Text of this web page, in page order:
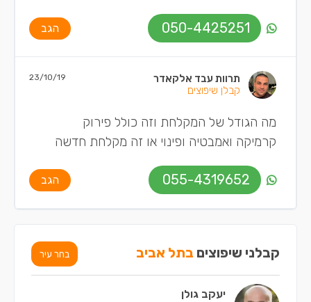
050-4425251 הגב
תרוות עבד אלקאדר
קבלן שיפוצים
23/10/19
מה הגודל של המקלחת וזה כולל פירוק
קרמיקה ואמבטיה ופינוי או זה מקלחת חדשה
055-4319652 הגב
קבלני שיפוצים בתל אביב בחר עיר
יעקב גולן